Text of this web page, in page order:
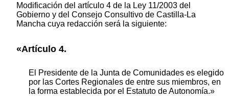
Modificación del artículo 4 de la Ley 11/2003 del
Gobierno y del Consejo Consultivo de Castilla-La
Mancha cuya redacción será la siguiente:
«Artículo 4.
El Presidente de la Junta de Comunidades es elegido
por las Cortes Regionales de entre sus miembros, en
la forma establecida por el Estatuto de Autonomía.»